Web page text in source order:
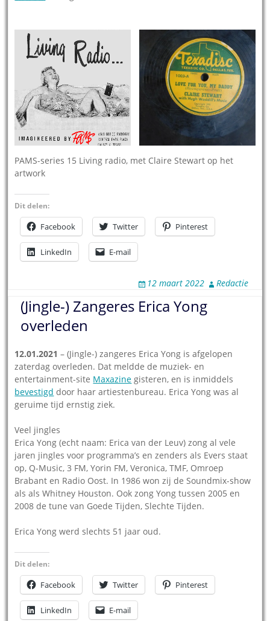
PAMS-series 15 Living radio, met Claire Stewart op het
artwork
Dit delen:
Facebook Twitter Pinterest
LinkedIn E-mail
12 maart 2022 Redactie
(Jingle-) Zangeres Erica Yong
overleden
12.01.2021 – (Jingle-) zangeres Erica Yong is afgelopen
zaterdag overleden. Dat meldde de muziek- en
entertainment-site Maxazine gisteren, en is inmiddels
bevestigd door haar artiestenbureau. Erica Yong was al
geruime tijd ernstig ziek.
Veel jingles
Erica Yong (echt naam: Erica van der Leuv) zong al vele
jaren jingles voor programma’s en zenders als Evers staat
op, Q-Music, 3 FM, Yorin FM, Veronica, TMF, Omroep
Brabant en Radio Oost. In 1986 won zij de Soundmix-show
als als Whitney Houston. Ook zong Yong tussen 2005 en
2008 de tune van Goede Tijden, Slechte Tijden.
Erica Yong werd slechts 51 jaar oud.
Dit delen:
Facebook Twitter Pinterest
LinkedIn E-mail